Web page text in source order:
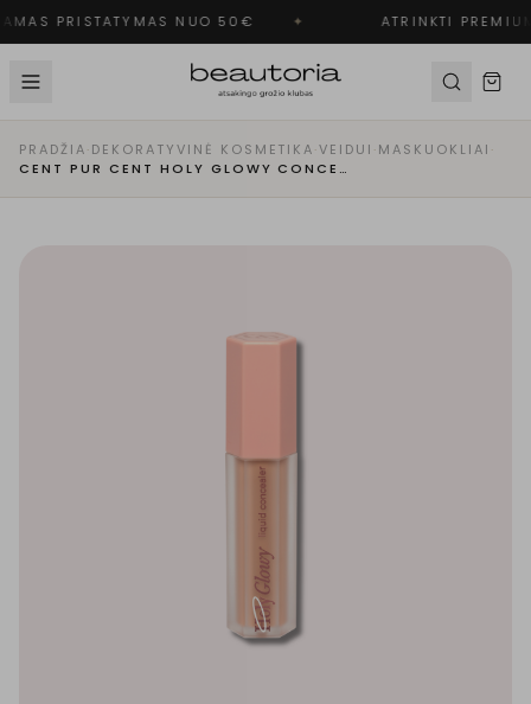
PRISTATYMAS NUO 50€ ✦ ATRINKTI
PRADŽIA·DEKORATYVINĖ KOSMETIKA·VEIDUI ·MASKUOKLIAI ·
CENT PUR CENT HOLY GLOWY CONCEALER 2.5 – ŠVYTĖJIMO SUTEIKIANTIS MASKUOKLIS